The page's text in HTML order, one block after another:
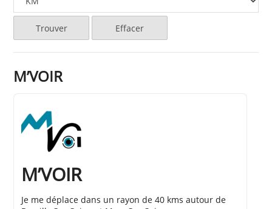
Trouver Effacer
M’VOIR
M’VOIR
Je me déplace dans un rayon de 40 kms autour de